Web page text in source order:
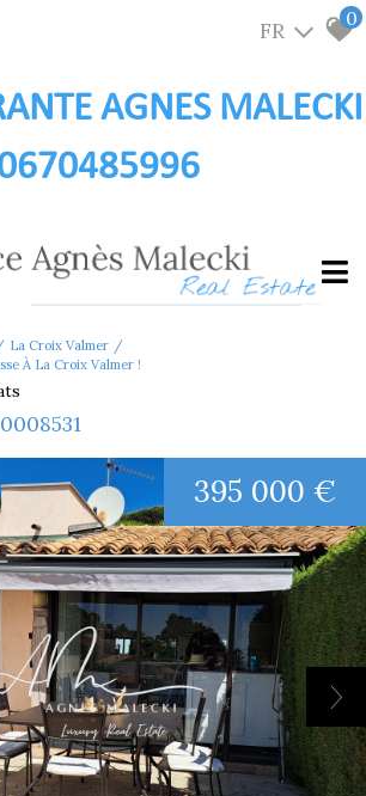
FR 0
AGNES MALECKI
La Croix Valmer
À La Croix Valmer !
395 000 €